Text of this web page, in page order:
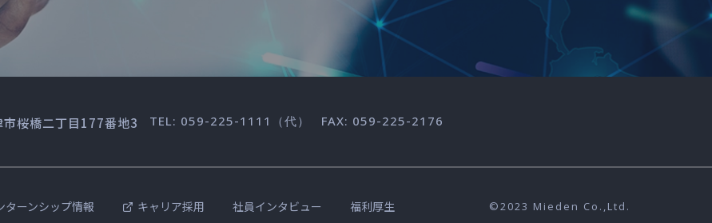
桜橋二丁目177番地3 TEL: 059-225-1111（代） FAX: 059-225-2176
ターンシップ情報 キャリア採用 社員インタビュー 福利厚生 ©2023 Mieden Co.,Ltd.